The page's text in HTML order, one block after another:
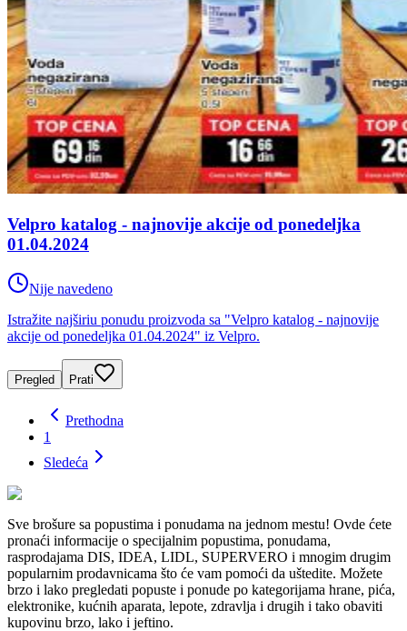
Velpro katalog - najnovije akcije od ponedeljka
01.04.2024
Nije navedeno
Istražite najširiu ponudu proizvoda sa "Velpro katalog - najnovije
akcije od ponedeljka 01.04.2024" iz Velpro.
Pregled Prati
Prethodna
1
Sledeća
Sve brošure sa popustima i ponudama na jednom mestu! Ovde ćete
pronaći informacije o specijalnim popustima, ponudama,
rasprodajama DIS, IDEA, LIDL, SUPERVERO i mnogim drugim
popularnim prodavnicama što će vam pomoći da uštedite. Možete
brzo i lako pregledati popuste i ponude po kategorijama hrane, pića,
elektronike, kućnih aparata, lepote, zdravlja i drugih i tako obaviti
kupovinu brzo, lako i jeftino.